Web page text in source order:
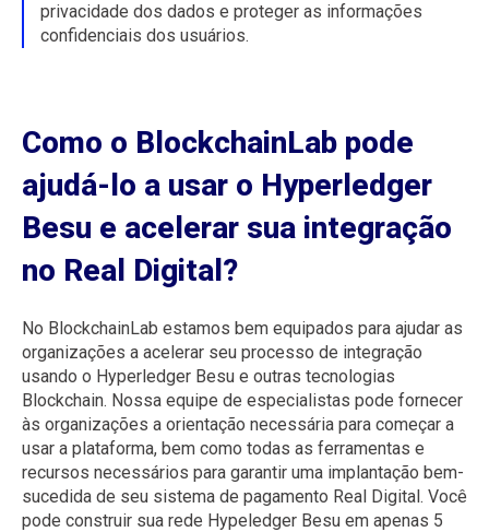
privacidade dos dados e proteger as informações
confidenciais dos usuários.
Como o BlockchainLab pode
ajudá-lo a usar o Hyperledger
Besu e acelerar sua integração
no Real Digital?
No BlockchainLab estamos bem equipados para ajudar as
organizações a acelerar seu processo de integração
usando o Hyperledger Besu e outras tecnologias
Blockchain. Nossa equipe de especialistas pode fornecer
às organizações a orientação necessária para começar a
usar a plataforma, bem como todas as ferramentas e
recursos necessários para garantir uma implantação bem-
sucedida de seu sistema de pagamento Real Digital. Você
pode construir sua rede Hypeledger Besu em apenas 5